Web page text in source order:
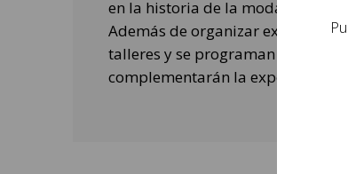
en la historia de la moda, y la
Además de organizar
talleres y se programan
complementarán la experiencia